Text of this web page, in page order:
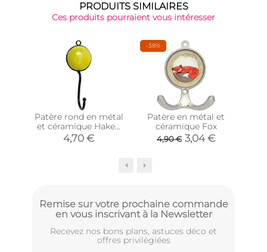
PRODUITS SIMILAIRES
Ces produits pourraient vous intéresser
Patère rond en métal
et céramique Haken
(Jaune)
4,70 €
-38%
Patère en métal et
céramique Fox
4,90 € 3,04 €
Remise sur votre prochaine commande
en vous inscrivant à la Newsletter
Recevez nos bons plans, astuces déco et
offres privilègiées